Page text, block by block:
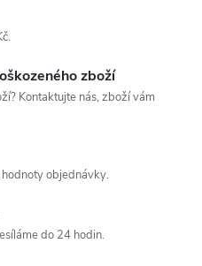
zboží
Kontaktujte nás, zboží vám
objednávky.
do 24 hodin.